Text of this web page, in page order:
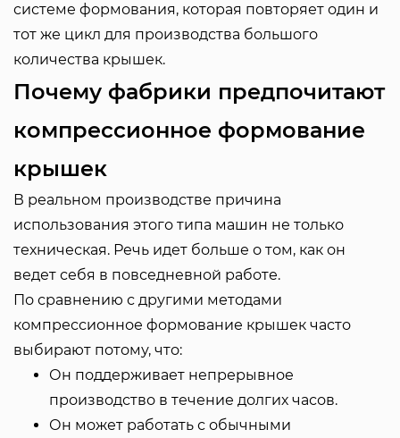
системе формования, которая повторяет один и
тот же цикл для производства большого
количества крышек.
Почему фабрики предпочитают
компрессионное формование
крышек
В реальном производстве причина
использования этого типа машин не только
техническая. Речь идет больше о том, как он
ведет себя в повседневной работе.
По сравнению с другими методами
компрессионное формование крышек часто
выбирают потому, что:
Он поддерживает непрерывное
производство в течение долгих часов.
Он может работать с обычными